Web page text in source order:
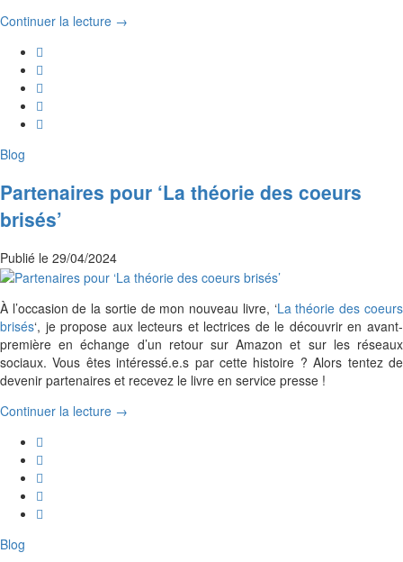
Continuer la lecture →
Blog
Partenaires pour ‘La théorie des coeurs
brisés’
Publié le 29/04/2024
À l’occasion de la sortie de mon nouveau livre, ‘La théorie des coeurs
brisés‘, je propose aux lecteurs et lectrices de le découvrir en avant-
première en échange d’un retour sur Amazon et sur les réseaux
sociaux. Vous êtes intéressé.e.s par cette histoire ? Alors tentez de
devenir partenaires et recevez le livre en service presse !
Continuer la lecture →
Blog